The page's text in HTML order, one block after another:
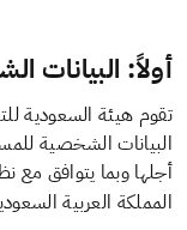
أولاً: البيانات
تقوم هيئة السعودية
البيانات الشخصية
أجلها وبما يتوافق مع
المملكة العربية